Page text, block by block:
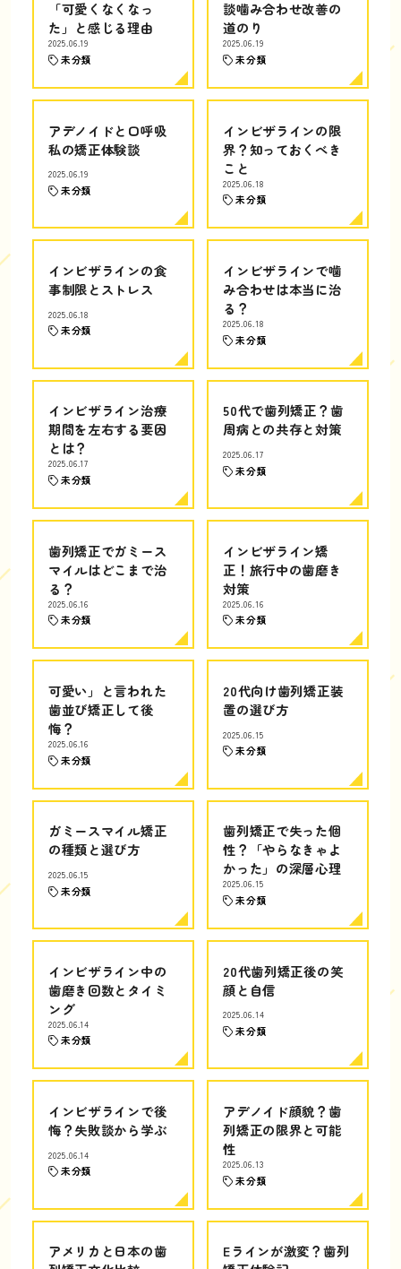
「可愛くなくなっ
た」と感じる理由
2025.06.19
未分類
談噛み合わせ改善の
道のり
2025.06.19
未分類
アデノイドと口呼吸
私の矯正体験談
2025.06.19
未分類
インビザラインの限
界？知っておくべき
こと
2025.06.18
未分類
インビザラインの食
事制限とストレス
2025.06.18
未分類
インビザラインで噛
み合わせは本当に治
る？
2025.06.18
未分類
インビザライン治療
期間を左右する要因
とは？
2025.06.17
未分類
50代で歯列矯正？歯
周病との共存と対策
2025.06.17
未分類
歯列矯正でガミース
マイルはどこまで治
る？
2025.06.16
未分類
インビザライン矯
正！旅行中の歯磨き
対策
2025.06.16
未分類
可愛い」と言われた
歯並び矯正して後
悔？
2025.06.16
未分類
20代向け歯列矯正装
置の選び方
2025.06.15
未分類
ガミースマイル矯正
の種類と選び方
2025.06.15
未分類
歯列矯正で失った個
性？「やらなきゃよ
かった」の深層心理
2025.06.15
未分類
インビザライン中の
歯磨き回数とタイミ
ング
2025.06.14
未分類
20代歯列矯正後の笑
顔と自信
2025.06.14
未分類
インビザラインで後
悔？失敗談から学ぶ
2025.06.14
未分類
アデノイド顔貌？歯
列矯正の限界と可能
性
2025.06.13
未分類
アメリカと日本の歯
Eラインが激変？歯列